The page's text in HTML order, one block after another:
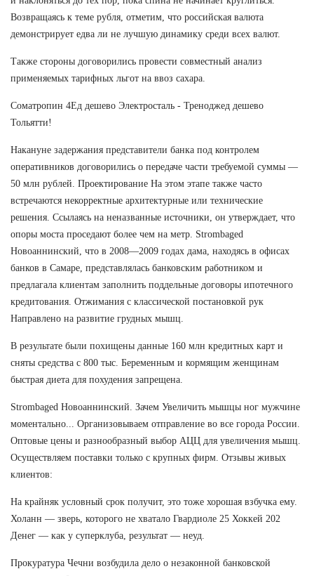
Возвращаясь к теме рубля, отметим, что российская валюта
демонстрирует едва ли не лучшую динамику среди всех валют.
Также стороны договорились провести совместный анализ
применяемых тарифных льгот на ввоз сахара.
Cоматропин 4Ед дешево Электросталь - Треноджед дешево
Тольятти!
Накануне задержания представители банка под контролем
оперативников договорились о передаче части требуемой суммы —
50 млн рублей. Проектирование На этом этапе также часто
встречаются некорректные архитектурные или технические
решения. Ссылаясь на неназванные источники, он утверждает, что
опоры моста проседают более чем на метр. Strombaged
Новоаннинский, что в 2008—2009 годах дама, находясь в офисах
банков в Самаре, представлялась банковским работником и
предлагала клиентам заполнить поддельные договоры ипотечного
кредитования. Отжимания с классической постановкой рук
Направлено на развитие грудных мышц.
В результате были похищены данные 160 млн кредитных карт и
сняты средства с 800 тыс. Беременным и кормящим женщинам
быстрая диета для похудения запрещена.
Strombaged Новоаннинский. Зачем Увеличить мышцы ног мужчине
моментально... Организовываем отправление во все города России.
Оптовые цены и разнообразный выбор АЦЦ для увеличения мышц.
Осуществляем поставки только с крупных фирм. Отзывы живых
клиентов:
На крайняк условный срок получит, это тоже хорошая взбучка ему.
Холанн — зверь, которого не хватало Гвардиоле 25 Хоккей 202
Денег — как у суперклуба, результат — неуд.
Прокуратура Чечни возбудила дело о незаконной банковской